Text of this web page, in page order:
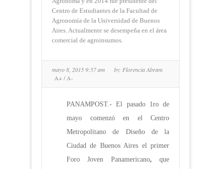
Centro de Estudiantes de la Facultad de
Agronomía de la Universidad de Buenos
Aires. Actualmente se desempeña en el área
comercial de agroinsumos.
mayo 8, 2015 9:57 am by: Florencia Abram
A+/A-
PANAMPOST.- El pasado 1ro de
mayo comenzó en el Centro
Metropolitano de Diseño de la
Ciudad de Buenos Aires el primer
Foro Joven Panamericano,que